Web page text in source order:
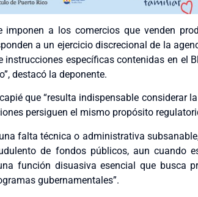
imponen a los comercios que venden
a un ejercicio discrecional de la
instrucciones específicas contenidas en el
destacó la deponente.
que “resulta indispensable considerar
persiguen el mismo propósito
falta técnica o administrativa
de fondos públicos, aun cuando
función disuasiva esencial que busca
gubernamentales”.